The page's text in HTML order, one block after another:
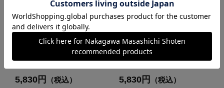
sufuto 命名指輪
5,830円 （税込）
sufuto 命名指輪
5,830円 （税込）